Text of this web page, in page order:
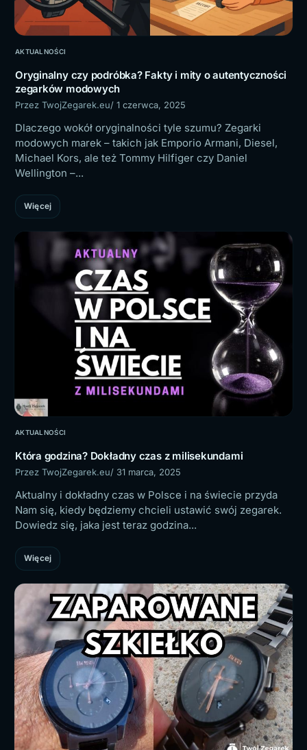
AKTUALNOŚCI
Oryginalny czy podróbka? Fakty i mity o autentyczności
zegarków modowych
Przez TwojZegarek.eu/ 1 czerwca, 2025
Dlaczego wokół oryginalności tyle szumu? Zegarki
modowych marek – takich jak Emporio Armani, Diesel,
Michael Kors, ale też Tommy Hilfiger czy Daniel
Wellington –...
Więcej
AKTUALNOŚCI
Która godzina? Dokładny czas z milisekundami
Przez TwojZegarek.eu/ 31 marca, 2025
Aktualny i dokładny czas w Polsce i na świecie przyda
Nam się, kiedy będziemy chcieli ustawić swój zegarek.
Dowiedz się, jaka jest teraz godzina...
Więcej